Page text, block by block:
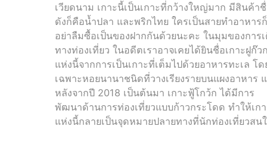
เวียดนาม เกาะนี้เป็นเกาะที่กว้างใหญ่มาก มีสินค้า
ดังก็คือน้ำปลา และพริกไทย ใครเป็นสายทำอาหารก็
อย่าลืมซื้อเป็นของฝากกันด้วยนะคะ ในมุมของการ
ทางท่องเที่ยว ในอดีตเราอาจเคยได้ยินชื่อเกาะฝูก๊วก
แห่งนี้จากการเป็นเกาะที่เต็มไปด้วยอาหารทะเล โด
เฉพาะหอยนานาชนิดที่วางเรียงรายบนแผงอาหาร
หลังจากปี 2018 เป็นต้นมา เกาะฟู้โกว้ก ได้มีการ
พัฒนาด้านการท่องเที่ยวแบบก้าวกระโดด ทำให้เกา
แห่งนี้กลายเป็นจุดหมายปลายทางที่นักท่องเที่ยวสน